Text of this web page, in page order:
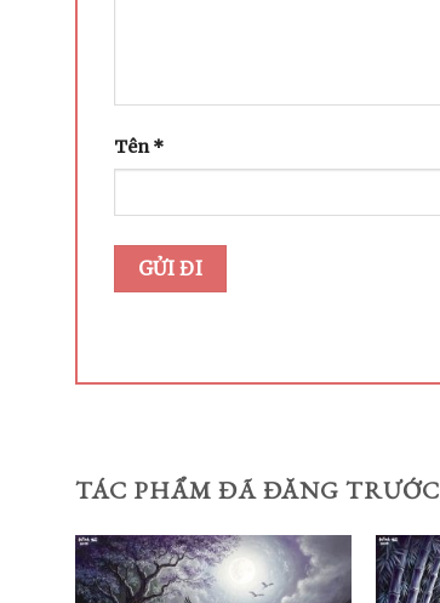
Tên*
TÁC PHẨM ĐÃ ĐĂNG TRƯỚC